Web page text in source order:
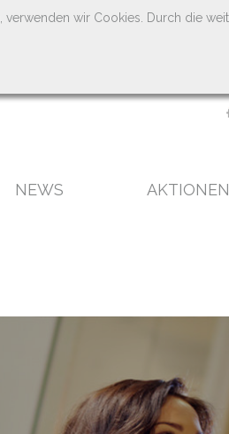
wir Cookies. Durch die
NEWS AKTIONEN